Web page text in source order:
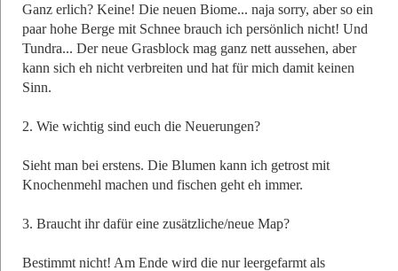
Ganz erlich? Keine! Die neuen Biome... naja sorry, aber so ein
paar hohe Berge mit Schnee brauch ich persönlich nicht! Und
Tundra... Der neue Grasblock mag ganz nett aussehen, aber
kann sich eh nicht verbreiten und hat für mich damit keinen
Sinn.
2. Wie wichtig sind euch die Neuerungen?
Sieht man bei erstens. Die Blumen kann ich getrost mit
Knochenmehl machen und fischen geht eh immer.
3. Braucht ihr dafür eine zusätzliche/neue Map?
Bestimmt nicht! Am Ende wird die nur leergefarmt als